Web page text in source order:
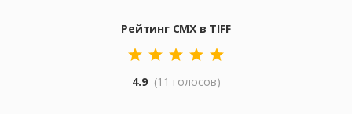
Рейтинг CMX в TIFF
4.9 (11 голосов)